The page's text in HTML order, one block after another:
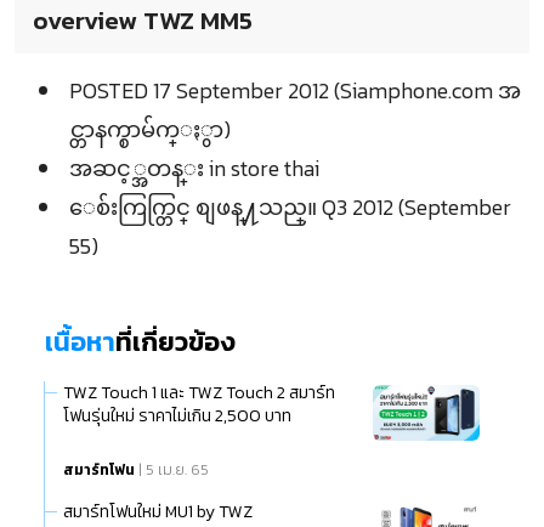
overview TWZ MM5
POSTED 17 September 2012 (Siamphone.com အ
င္တာနက္စာမ်က္ႏွာ)
အဆင့္အတန္း in store thai
ေစ်းကြက္တြင္ စျဖန္႔သည္။ Q3 2012 (September
55)
เนื้อหาที่เกี่ยวข้อง
TWZ Touch 1 และ TWZ Touch 2 สมาร์ท
โฟนรุ่นใหม่ ราคาไม่เกิน 2,500 บาท
สมาร์ทโฟน | 5 เม.ย. 65
สมาร์ทโฟนใหม่ MU1 by TWZ